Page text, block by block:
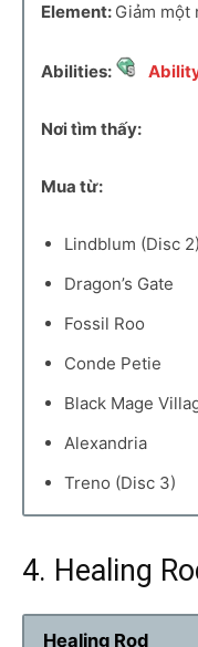
Element: Giảm một
Abilities:
Nơi tìm thấy:
Mua từ:
Lindblum (Disc 2)
Dragon’s Gate
Fossil Roo
Conde Petie
Black Mage
Alexandria
Treno (Disc 3)
4. Healing
Healing Rod